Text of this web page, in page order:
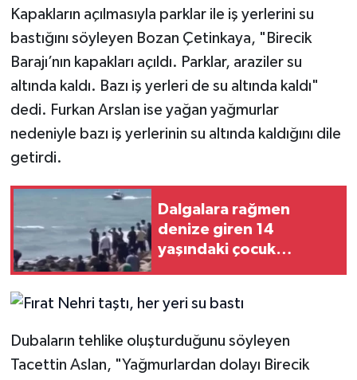
Kapakların açılmasıyla parklar ile iş yerlerini su
bastığını söyleyen Bozan Çetinkaya, "Birecik
Barajı’nın kapakları açıldı. Parklar, araziler su
altında kaldı. Bazı iş yerleri de su altında kaldı"
dedi. Furkan Arslan ise yağan yağmurlar
nedeniyle bazı iş yerlerinin su altında kaldığını dile
getirdi.
Dalgalara rağmen
denize giren 14
yaşındaki çocuk
Dubaların tehlike oluşturduğunu söyleyen
Tacettin Aslan, "Yağmurlardan dolayı Birecik